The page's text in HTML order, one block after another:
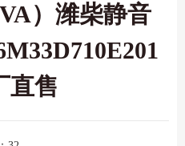
）潍柴静音
直售